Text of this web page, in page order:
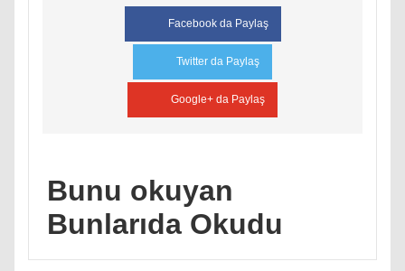
Facebook da Paylaş
Twitter da Paylaş
Google+ da Paylaş
Bunu okuyan
Bunlarıda Okudu